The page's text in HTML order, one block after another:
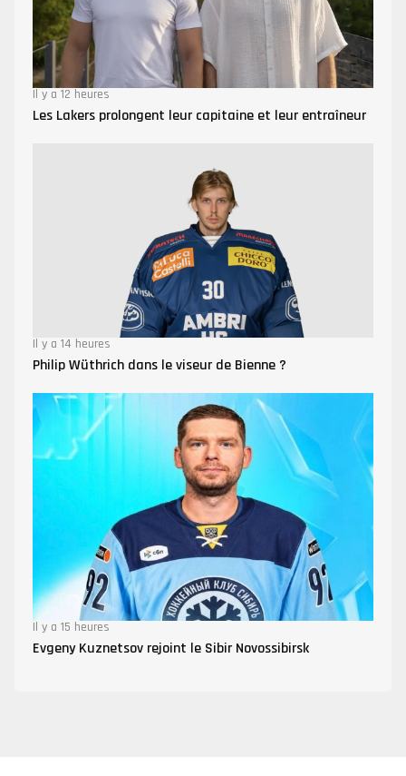
Il y a 12 heures
Les Lakers prolongent leur capitaine et leur entraîneur
Il y a 14 heures
Philip Wüthrich dans le viseur de Bienne ?
Il y a 15 heures
Evgeny Kuznetsov rejoint le Sibir Novossibirsk